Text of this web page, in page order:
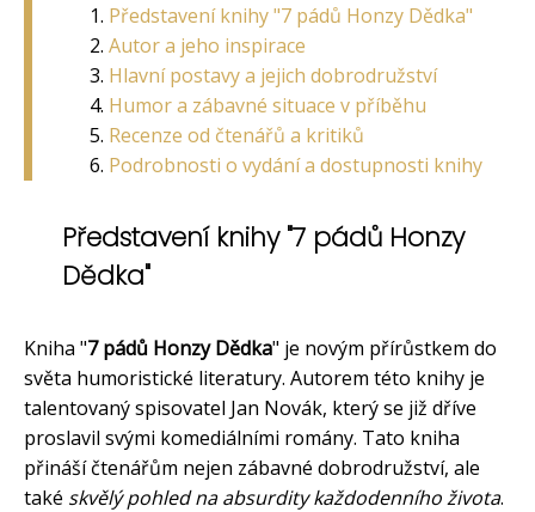
Představení knihy "7 pádů Honzy Dědka"
Autor a jeho inspirace
Hlavní postavy a jejich dobrodružství
Humor a zábavné situace v příběhu
Recenze od čtenářů a kritiků
Podrobnosti o vydání a dostupnosti knihy
Představení knihy "7 pádů Honzy
Dědka"
Kniha "7 pádů Honzy Dědka" je novým přírůstkem do
světa humoristické literatury. Autorem této knihy je
talentovaný spisovatel Jan Novák, který se již dříve
proslavil svými komediálními romány. Tato kniha
přináší čtenářům nejen zábavné dobrodružství, ale
také skvělý pohled na absurdity každodenního života.